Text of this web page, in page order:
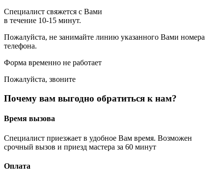
Специалист свяжется с Вами
в течение 10-15 минут.
Пожалуйста, не занимайте линию указанного Вами номера
телефона.
Форма временно не работает
Пожалуйста, звоните
Почему вам выгодно обратиться к нам?
Время вызова
Специалист приезжает в удобное Вам время. Возможен
срочный вызов и приезд мастера за 60 минут
Оплата